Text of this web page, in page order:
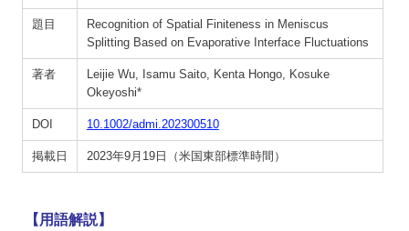
題目
Recognition of Spatial Finiteness in Meniscus
Splitting Based on Evaporative Interface Fluctuations
著者
Leijie Wu, Isamu Saito, Kenta Hongo, Kosuke
Okeyoshi*
DOI 10.1002/admi.202300510
掲載日 2023年9月19日（米国東部標準時間）
【用語解説】